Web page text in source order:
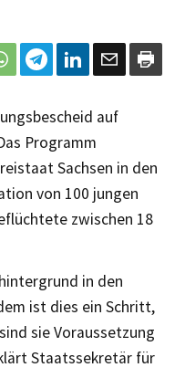
auf
Programm
Sachsen in den
von 100 jungen
zwischen 18
in den
ist dies ein Schritt,
sie Voraussetzung
Staatssekretär für